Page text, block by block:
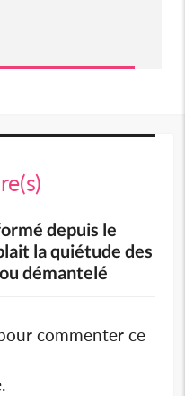
depuis le
la quiétude des
démantelé
commenter ce